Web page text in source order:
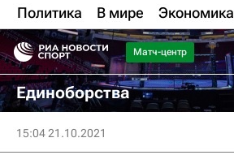
Политика В мире Экономика
Матч-центр
Единоборства
15:04 21.10.2021